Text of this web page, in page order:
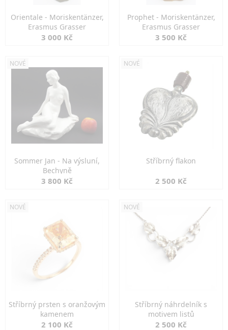
Orientale - Moriskentänzer,
Erasmus Grasser
3 000 Kč
Prophet - Moriskentänzer,
Erasmus Grasser
3 500 Kč
NOVÉ
Sommer Jan - Na výsluní,
Bechyně
3 800 Kč
NOVÉ
Stříbrný flakon
2 500 Kč
NOVÉ
Stříbrný prsten s oranžovým
kamenem
2 100 Kč
NOVÉ
Stříbrný náhrdelník s
motivem listů
2 500 Kč